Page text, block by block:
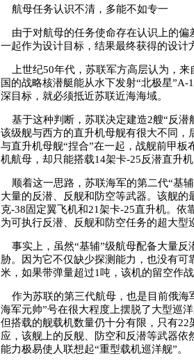
航母任务认识不清，多能不如专一
由于对航母的任务使命存在认识上的偏
一起作为设计目标，结果最终获得的设计
上世纪50年代，苏联军方高层认为，来
国的战略核潜艇能从水下发射“北极星
深目标，就必须抵近苏联近海海域。
基于这种判断，苏联决定建造2艘“反潜
该级舰与西方的直升机母舰有很大不同
与直升机母舰“捏合”在一起，战舰前甲
机航母，却只能搭载14架卡-25反潜直升
顺着这一思路，苏联海军的第二代“基
大量的反潜、反舰和防空等武器。该舰
克-38固定翼飞机和21架卡-25直升机。依
为可执行反潜、反舰和防空任务的超大型
事实上，虽然“基辅”级航母配备大量反
胁。因为它不仅缺少探测能力，也没有
米，如果带弹量超过1吨，该机的留空作
作为苏联的第三代航母，也是目前俄海
海军元帅”号在很大程度上摆脱了大型巡
但搭载的舰载机数量仍十分有限，只有
应，该舰上的反舰、防空和反潜等武器
能力极易使人联想起“重型载机巡洋舰”。